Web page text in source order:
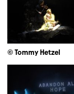
© Tommy Hetzel